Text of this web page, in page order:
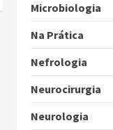
Microbiologia
Na Prática
Nefrologia
Neurocirurgia
Neurologia